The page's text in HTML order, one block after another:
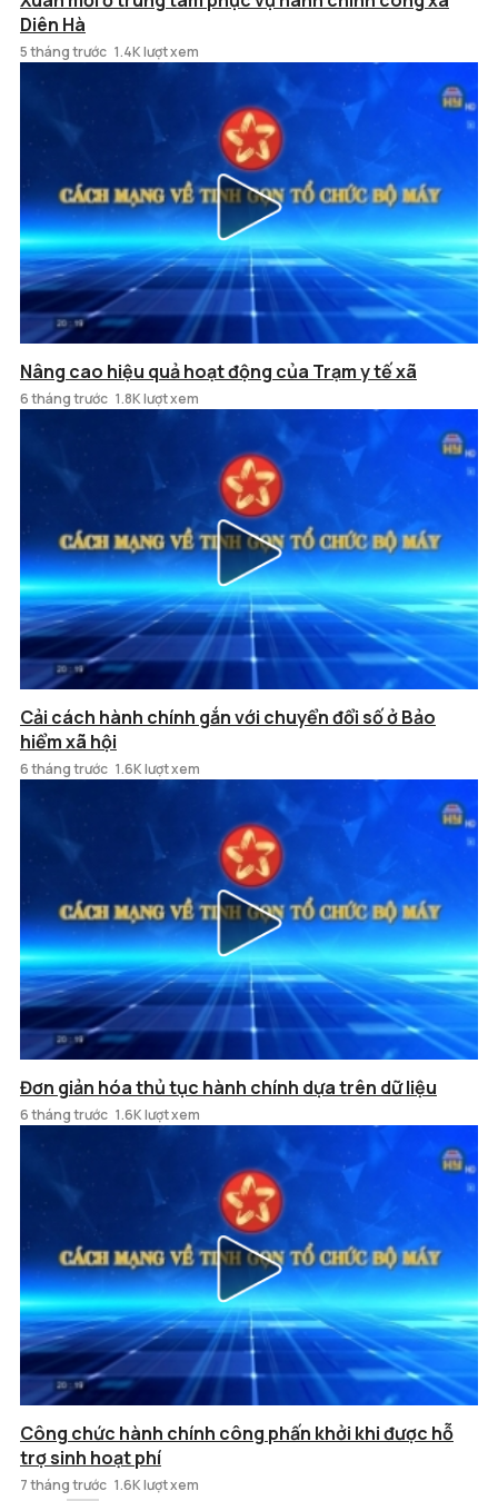
Diên Hà
5 tháng trước 1.4K lượt xem
Nâng cao hiệu quả hoạt động của Trạm y tế xã
6 tháng trước 1.8K lượt xem
Cải cách hành chính gắn với chuyển đổi số ở Bảo
hiểm xã hội
6 tháng trước 1.6K lượt xem
Đơn giản hóa thủ tục hành chính dựa trên dữ liệu
6 tháng trước 1.6K lượt xem
Công chức hành chính công phấn khởi khi được hỗ
trợ sinh hoạt phí
7 tháng trước 1.6K lượt xem